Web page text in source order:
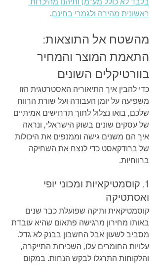
ראשונית מהירה ולגמרי בחינם.
מהשטח אל התוצאות:
התאמת המוצר והמחיר
בוורטיקלים השונים
כדי להבין איך התיאוריה האסטרטגית הזו
משפיעה על יומן העבודה ועל שורת הרווח
שלכם, בואו נצלול לתוך תרחישים אמיתיים
של עסקים שונים בשוק הישראלי, ונראה
איך הם משנים גישה וממנפים את היכולות
של ברודקאסט כדי לנצח את השחיקה
ברווחיות.
1. קוסמטיקאיות ומכוני יופי
ואסתטיקה
קוסמטיקאית ותיקה שפועלת כבר שנים
באותו מחירון מרגישה פתאום שהיא עובדת
מסביב לשעון אבל החשבון בבנק לא גדל.
עלויות החומרים עלו, השכירות התייקרה,
והלקוחות התרגלו לבקש הנחות. במקום